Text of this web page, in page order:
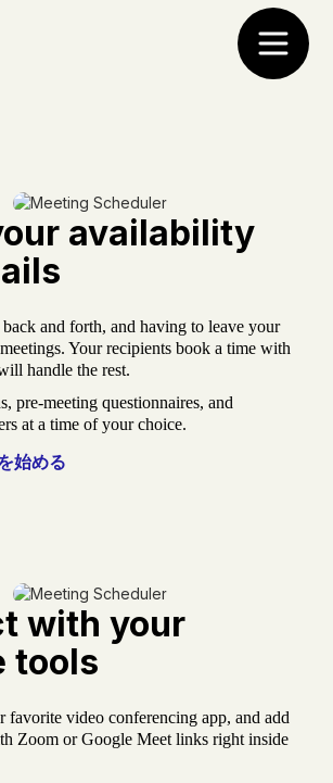
availability
and forth, and having to leave your
Your recipients book a time with
handle the rest.
pre-meeting questionnaires, and
at a time of your choice.
始める
with your
tools
favorite video conferencing app, and add
Zoom or Google Meet links right inside